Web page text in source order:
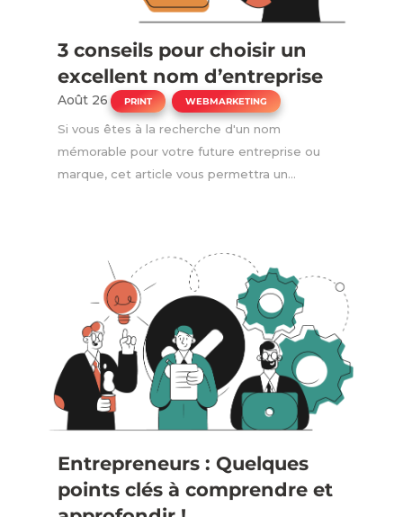
3 conseils pour choisir un
excellent nom d’entreprise
Août 26 | PRINT WEBMARKETING
Si vous êtes à la recherche d'un nom
mémorable pour votre future entreprise ou
marque, cet article vous permettra un...
Entrepreneurs : Quelques
points clés à comprendre et